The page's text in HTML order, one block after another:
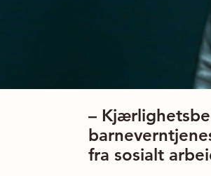
–
fra sosialt